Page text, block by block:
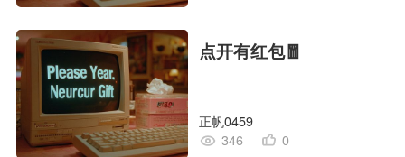
点开有红包🧧
正帆0459
346
0